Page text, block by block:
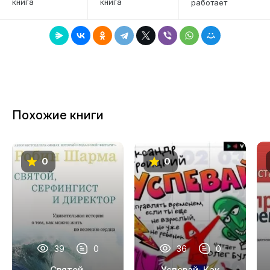
7
12
13
14
18
работает
Похожие книги
0
39 0
0
36 0